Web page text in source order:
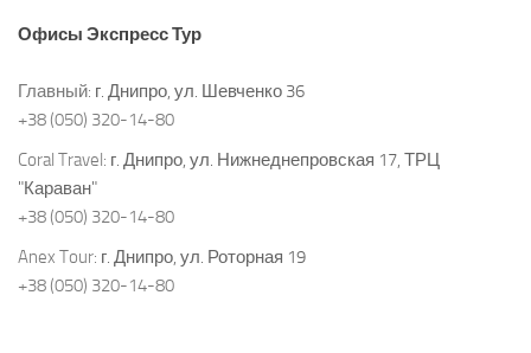
Офисы Экспресс Тур
Главный: г. Днипро, ул. Шевченко 36
+38 (050) 320-14-80
Coral Travel: г. Днипро, ул. Нижнеднепровская 17, ТРЦ
"Караван"
+38 (050) 320-14-80
Anex Tour: г. Днипро, ул. Роторная 19
+38 (050) 320-14-80